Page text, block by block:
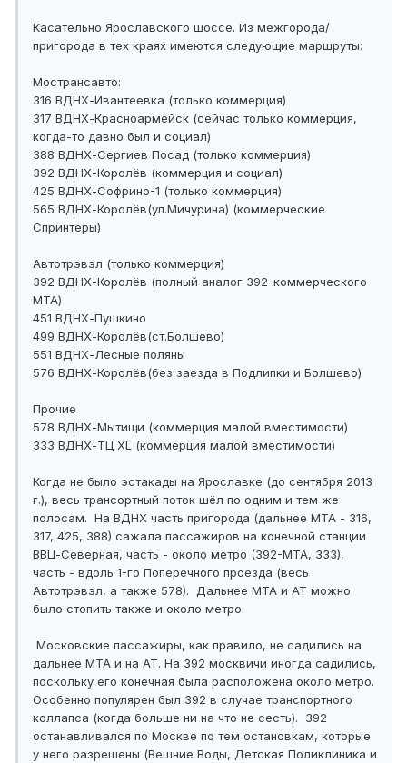
Касательно Ярославского шоссе. Из межгорода/
пригорода в тех краях имеются следующие маршруты:
Мострансавто:
316 ВДНХ-Ивантеевка (только коммерция)
317 ВДНХ-Красноармейск (сейчас только коммерция,
когда-то давно был и социал)
388 ВДНХ-Сергиев Посад (только коммерция)
392 ВДНХ-Королёв (коммерция и социал)
425 ВДНХ-Софрино-1 (только коммерция)
565 ВДНХ-Королёв(ул.Мичурина) (коммерческие
Спринтеры)
Автотрэвэл (только коммерция)
392 ВДНХ-Королёв (полный аналог 392-коммерческого
МТА)
451 ВДНХ-Пушкино
499 ВДНХ-Королёв(ст.Болшево)
551 ВДНХ-Лесные поляны
576 ВДНХ-Королёв(без заезда в Подлипки и Болшево)
Прочие
578 ВДНХ-Мытищи (коммерция малой вместимости)
333 ВДНХ-ТЦ XL (коммерция малой вместимости)
Когда не было эстакады на Ярославке (до сентября 2013
г.), весь трансортный поток шёл по одним и тем же
полосам. На ВДНХ часть пригорода (дальнее МТА - 316,
317, 425, 388) сажала пассажиров на конечной станции
ВВЦ-Северная, часть - около метро (392-МТА, 333),
часть - вдоль 1-го Поперечного проезда (весь
Автотрэвэл, а также 578). Дальнее МТА и АТ можно
было стопить также и около метро.
Московские пассажиры, как правило, не садились на
дальнее МТА и на АТ. На 392 москвичи иногда садились,
поскольку его конечная была расположена около метро.
Особенно популярен был 392 в случае транспортного
коллапса (когда больше ни на что не сесть). 392
останавливался по Москве по тем остановкам, которые
у него разрешены (Вешние Воды, Детская Поликлиника и